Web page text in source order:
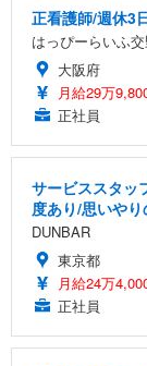
正看護師/週休3
はっぴーらいふ
大阪府
月給29万
正社員
サービススタッ
度あり/思いや
DUNBAR
東京都
月給24万
正社員